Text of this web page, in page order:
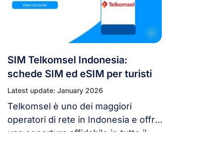
SIM Telkomsel Indonesia:
schede SIM ed eSIM per turisti
Latest update: January 2026
Telkomsel è uno dei maggiori
operatori di rete in Indonesia e offre
una copertura affidabile in tutto il